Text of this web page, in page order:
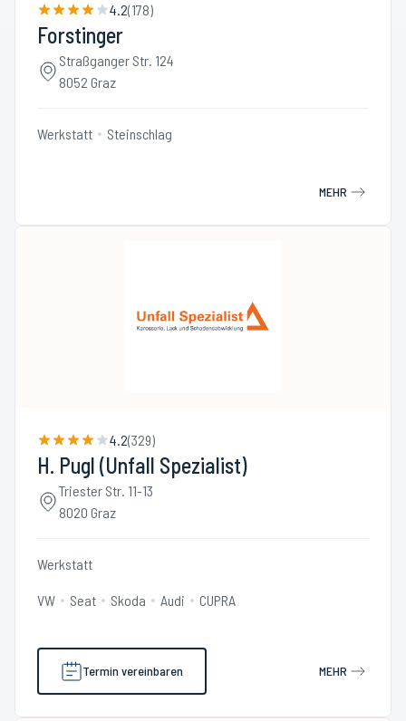
4.2(178)
Forstinger
Straßganger Str. 124
8052 Graz
Werkstatt Steinschlag
MEHR
4.2(329)
H. Pugl (Unfall Spezialist)
Triester Str. 11-13
8020 Graz
Werkstatt
VW Seat Skoda Audi CUPRA
Termin vereinbaren MEHR